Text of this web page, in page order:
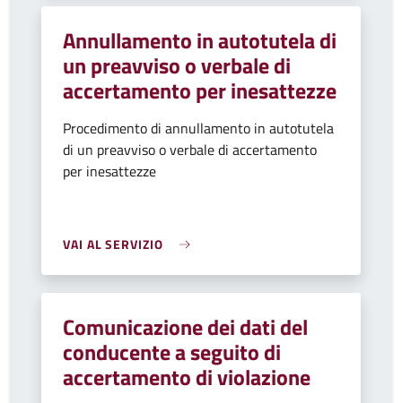
Annullamento in autotutela di
un preavviso o verbale di
accertamento per inesattezze
Procedimento di annullamento in autotutela
di un preavviso o verbale di accertamento
per inesattezze
VAI AL SERVIZIO
Comunicazione dei dati del
conducente a seguito di
accertamento di violazione